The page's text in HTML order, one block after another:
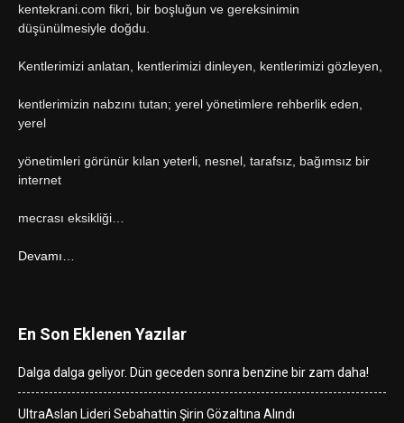
kentekrani.com fikri, bir boşluğun ve gereksinimin
düşünülmesiyle doğdu.
Kentlerimizi anlatan, kentlerimizi dinleyen, kentlerimizi gözleyen,
kentlerimizin nabzını tutan; yerel yönetimlere rehberlik eden,
yerel
yönetimleri görünür kılan yeterli, nesnel, tarafsız, bağımsız bir
internet
mecrası eksikliği…
Devamı…
En Son Eklenen Yazılar
Dalga dalga geliyor. Dün geceden sonra benzine bir zam daha!
UltraAslan Lideri Sebahattin Şirin Gözaltına Alındı